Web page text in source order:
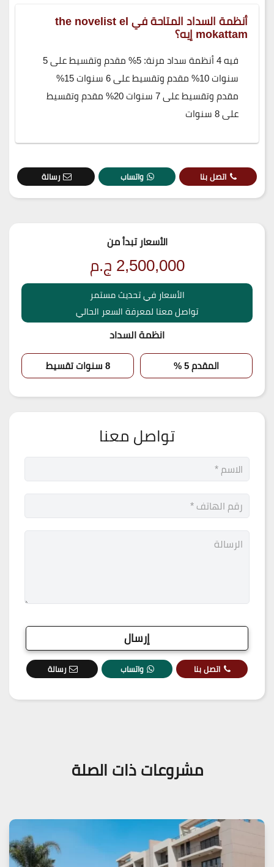
أنظمة السداد المتاحة في the novelist el
mokattam إيه؟
فيه 4 أنظمة سداد مرنة: 5% مقدم وتقسيط على 5
سنوات 10% مقدم وتقسيط على 6 سنوات 15%
مقدم وتقسيط على 7 سنوات 20% مقدم وتقسيط
على 8 سنوات
اتصل بنا واتساب رسالة
الأسعار تبدأ من
2,500,000ج.م
الأسعار في تحديث مستمر
تواصل معنا لمعرفة السعر الحالي
انظمة السداد
المقدم 5 % 8 سنوات تقسيط
تواصل معنا
اتصل بنا واتساب رسالة
مشروعات ذات الصلة